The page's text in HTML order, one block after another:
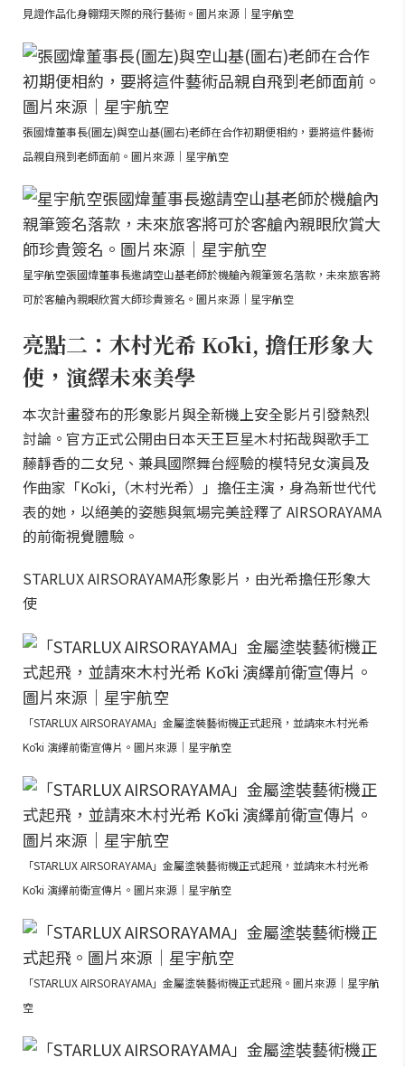
見證作品化身翱翔天際的飛行藝術。圖片來源｜星宇航空
張國煒董事長(圖左)與空山基(圖右)老師在合作初期便相約，要將這件藝術
品親自飛到老師面前。圖片來源｜星宇航空
星宇航空張國煒董事長邀請空山基老師於機艙內親筆簽名落款，未來旅客將
可於客艙內親眼欣賞大師珍貴簽名。圖片來源｜星宇航空
亮點二：木村光希 Kōki, 擔任形象大
使，演繹未來美學
本次計畫發布的形象影片與全新機上安全影片引發熱烈
討論。官方正式公開由日本天王巨星木村拓哉與歌手工
藤靜香的二女兒、兼具國際舞台經驗的模特兒女演員及
作曲家「Kōki,（木村光希）」擔任主演，身為新世代代
表的她，以絕美的姿態與氣場完美詮釋了 AIRSORAYAMA
的前衛視覺體驗。
STARLUX AIRSORAYAMA形象影片，由光希擔任形象大
使
「STARLUX AIRSORAYAMA」金屬塗裝藝術機正式起飛，並請來木村光希
Kōki 演繹前衛宣傳片。圖片來源｜星宇航空
「STARLUX AIRSORAYAMA」金屬塗裝藝術機正式起飛，並請來木村光希
Kōki 演繹前衛宣傳片。圖片來源｜星宇航空
「STARLUX AIRSORAYAMA」金屬塗裝藝術機正式起飛。圖片來源｜星宇航
空